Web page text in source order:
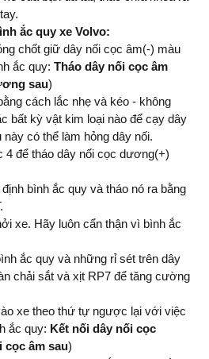
ắc quy xe Volvo:
chốt giữ dây nối cọc âm(-) màu
ắc quy: Tháo dây nối cọc âm
sau)
cách lắc nhẹ và kéo - không
bất kỳ vật kim loại nào để cạy dây
có thể làm hỏng dây nối.
để tháo dây nối cọc dương(+)
bình ắc quy và tháo nó ra bằng
xe. Hãy luôn cẩn thận vì bình ắc
ắc quy và những rỉ sét trên dây
chải sắt và xịt RP7 để tăng cường
xe theo thứ tự ngược lại với việc
ắc quy: Kết nối dây nối cọc
âm sau)